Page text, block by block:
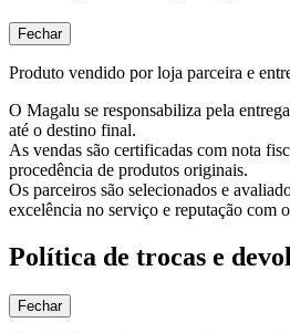
Fechar
Produto vendido por loja parceira e
O Magalu se responsabiliza pela
até o destino final.
As vendas são certificadas com nota
procedência de produtos originais.
Os parceiros são selecionados e
excelência no serviço e reputação com
Política de trocas e
Fechar